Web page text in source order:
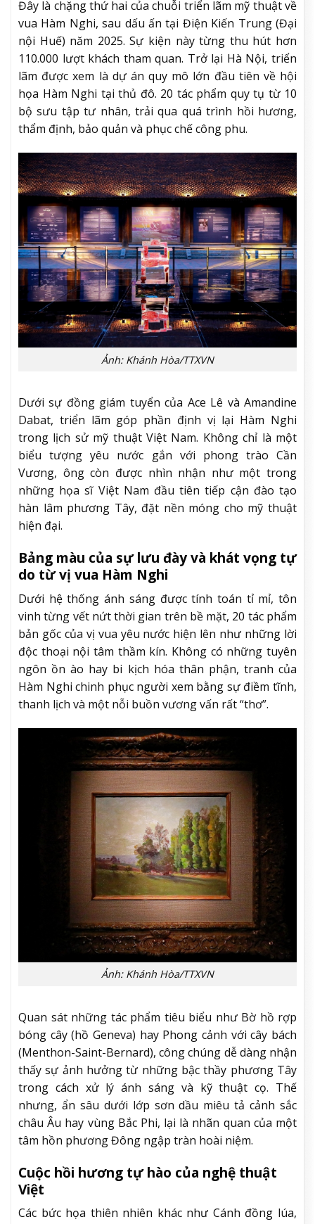
Đây là chặng thứ hai của chuỗi triển lãm mỹ thuật về
vua Hàm Nghi, sau dấu ấn tại Điện Kiến Trung (Đại
nội Huế) năm 2025. Sự kiện này từng thu hút hơn
110.000 lượt khách tham quan. Trở lại Hà Nội, triển
lãm được xem là dự án quy mô lớn đầu tiên về hội
họa Hàm Nghi tại thủ đô. 20 tác phẩm quy tụ từ 10
bộ sưu tập tư nhân, trải qua quá trình hồi hương,
thẩm định, bảo quản và phục chế công phu.
Ảnh: Khánh Hòa/TTXVN
Dưới sự đồng giám tuyển của Ace Lê và Amandine
Dabat, triển lãm góp phần định vị lại Hàm Nghi
trong lịch sử mỹ thuật Việt Nam. Không chỉ là một
biểu tượng yêu nước gắn với phong trào Cần
Vương, ông còn được nhìn nhận như một trong
những họa sĩ Việt Nam đầu tiên tiếp cận đào tạo
hàn lâm phương Tây, đặt nền móng cho mỹ thuật
hiện đại.
Bảng màu của sự lưu đày và khát vọng tự
do từ vị vua Hàm Nghi
Dưới hệ thống ánh sáng được tính toán tỉ mỉ, tôn
vinh từng vết nứt thời gian trên bề mặt, 20 tác phẩm
bản gốc của vị vua yêu nước hiện lên như những lời
độc thoại nội tâm thầm kín. Không có những tuyên
ngôn ồn ào hay bi kịch hóa thân phận, tranh của
Hàm Nghi chinh phục người xem bằng sự điềm tĩnh,
thanh lịch và một nỗi buồn vương vấn rất “thơ”.
Ảnh: Khánh Hòa/TTXVN
Quan sát những tác phẩm tiêu biểu như Bờ hồ rợp
bóng cây (hồ Geneva) hay Phong cảnh với cây bách
(Menthon-Saint-Bernard), công chúng dễ dàng nhận
thấy sự ảnh hưởng từ những bậc thầy phương Tây
trong cách xử lý ánh sáng và kỹ thuật cọ. Thế
nhưng, ẩn sâu dưới lớp sơn dầu miêu tả cảnh sắc
châu Âu hay vùng Bắc Phi, lại là nhãn quan của một
tâm hồn phương Đông ngập tràn hoài niệm.
Cuộc hồi hương tự hào của nghệ thuật
Việt
Các bức họa thiên nhiên khác như Cánh đồng lúa,